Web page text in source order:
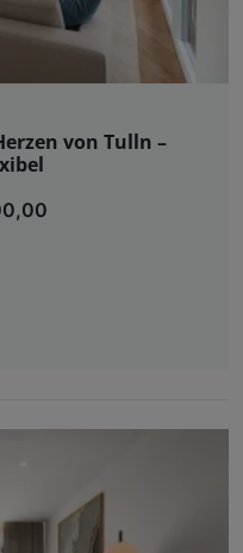
von Tulln –